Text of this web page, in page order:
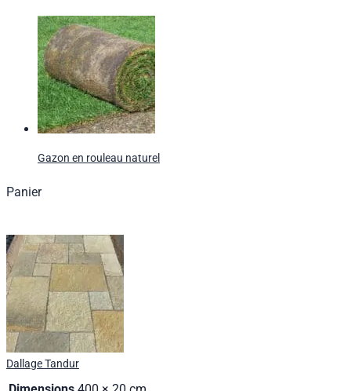
Gazon en rouleau naturel
Panier
Dallage Tandur